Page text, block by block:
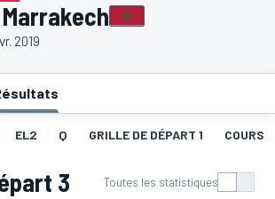
Marrakech
2019
EL2 Q GRILLE DE DÉPART 1 COURSE
3 Toutes les statistiques